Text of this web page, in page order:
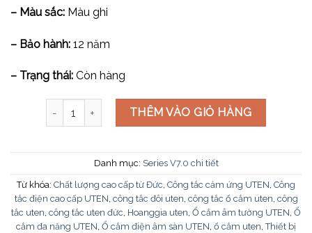
– Màu sắc: Màu ghi
– Bảo hành: 12 năm
– Trạng thái: Còn hàng
Miếng che trơn cỡ L V7.0LMD số lượng
THÊM VÀO GIỎ HÀNG
Danh mục: Series V7.0 chi tiết
Từ khóa: Chất lượng cao cấp từ Đức, Công tắc cảm ứng UTEN, Công
tắc điện cao cấp UTEN, công tắc đôi uten, công tắc ổ cắm uten, công
tắc uten, công tắc uten đức, Hoanggia uten, Ổ cắm âm tường UTEN, Ổ
cắm đa năng UTEN, Ổ cắm điện âm sàn UTEN, ổ cắm uten,Thiết bị